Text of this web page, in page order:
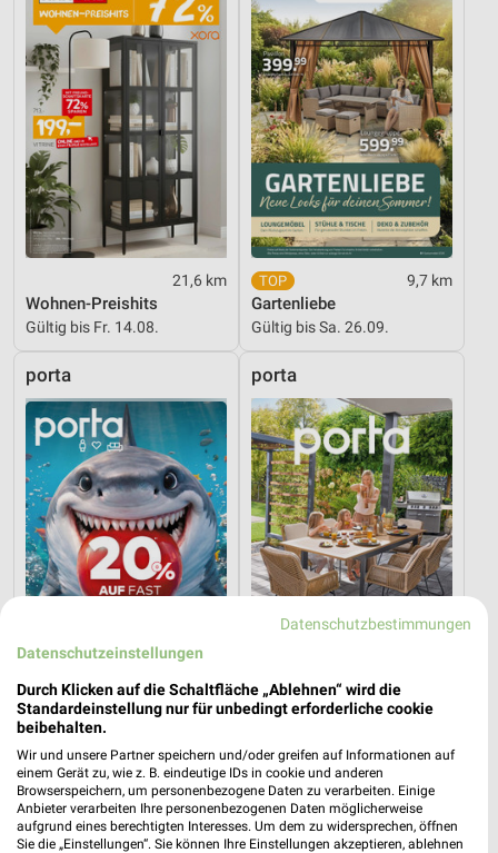
21,6 km
Wohnen-Preishits
Gültig bis Fr. 14.08.
9,7 km
Gartenliebe
Gültig bis Sa. 26.09.
porta
9,8 km
Angebote ab 03.08.
Noch heute gültig
porta
9,8 km
Gültig 2026
porta JYSK
Datenschutzbestimmungen
Datenschutzeinstellungen
Durch Klicken auf die Schaltfläche „Ablehnen“ wird die
Standardeinstellung nur für unbedingt erforderliche cookie
beibehalten.
Wir und unsere Partner speichern und/oder greifen auf Informationen auf
einem Gerät zu, wie z. B. eindeutige IDs in cookie und anderen
Browserspeichern, um personenbezogene Daten zu verarbeiten. Einige
Anbieter verarbeiten Ihre personenbezogenen Daten möglicherweise
aufgrund eines berechtigten Interesses. Um dem zu widersprechen, öffnen
Sie die „Einstellungen“. Sie können Ihre Einstellungen akzeptieren, ablehnen